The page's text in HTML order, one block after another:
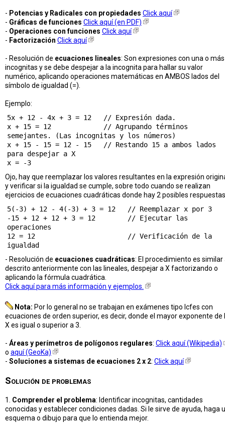
- Potencias y Radicales con propiedades Click aquí
- Gráficas de funciones Click aquí (en PDF)
- Operaciones con funciones Click aquí
- Factorización Click aquí
- Resolución de ecuaciones lineales: Son expresiones con una o más
incognitas y se debe despejar a la incognita para hallar su valor
numérico, aplicando operaciones matemáticas en AMBOS lados del
símbolo de igualdad (=).
Ejemplo:
5x + 12 - 4x + 3 = 12   // Expresión dada.
x + 15 = 12             // Agrupando términos
semejantes. (Las incognitas y los números)
x + 15 - 15 = 12 - 15   // Restando 15 a ambos lados
para despejar a X
Ojo, hay que reemplazar los valores resultantes en la expresión
y verificar si la igualdad se cumple, sobre todo cuando se realizan
ejercicios de ecuaciones cuadráticas donde hay 2 posibles
5(-3) + 12 - 4(-3) + 3 = 12   // Reemplazar x por 3
-15 + 12 + 12 + 3 = 12        // Ejecutar las
operaciones
12 = 12                       // Verificación de la
- Resolución de ecuaciones cuadráticas: El procedimiento es similar
descrito anteriormente con las lineales, despejar a X factorizando o
aplicando la fórmula cuadrática.
Click aquí para más información y ejemplos.
Nota: Por lo general no se trabajan en exámenes tipo Icfes con
ecuaciones de orden superior, es decir, donde el mayor exponente de
X es igual o superior a 3.
- Áreas y perímetros de polígonos regulares: Click aquí (Wikipedia)
o aquí (GeoKa)
- Soluciones a sistemas de ecuaciones 2 x 2: Click aquí
Solución de problemas
1. Comprender el problema: Identificar incognitas, cantidades
conocidas y establecer condiciones dadas. Si le sirve de ayuda, haga
esquema o dibujo para que lo entienda mejor.